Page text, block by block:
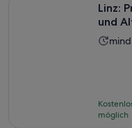
Linz:
und
Die
möglich